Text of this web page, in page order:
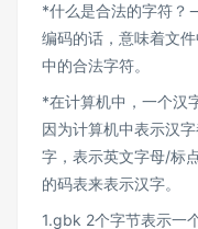
*什么是合法的字符？
编码的话，意味着文
中的合法字符。
*在计算机中，一个汉
因为计算机中表示汉
字，表示英文字母/标
的码表来表示汉字。
1.gbk 2个字节表示一